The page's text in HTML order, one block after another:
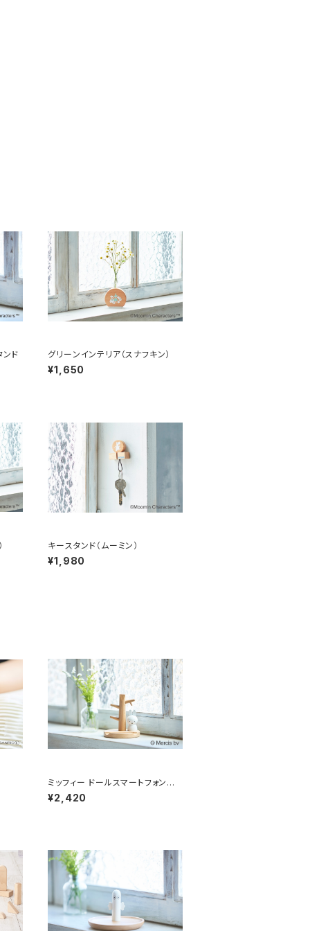
ンド グリーンインテリア（スナフキン）
¥1,650
キースタンド（ムーミン）
¥1,980
ミッフィー ドールスマートフォンスタ
ンド
¥2,420